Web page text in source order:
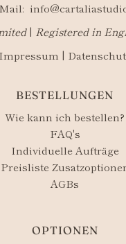
| Registered in
Impressum |
BESTELLUNGEN
Wie kann ich bestellen?
FAQ's
Individuelle Aufträge
Preisliste
AGBs
OPTIONEN